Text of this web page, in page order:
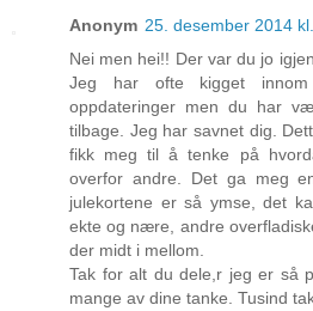
Anonym 25. desember 2014
Nei men hei!! Der var du jo
Jeg har ofte kigget
oppdateringer men du har
tilbage. Jeg har savnet dig.
fikk meg til å tenke på
overfor andre. Det ga meg
julekortene er så ymse, det
ekte og nære, andre
der midt i mellom.
Tak for alt du dele,r jeg er så
mange av dine tanke. Tusind